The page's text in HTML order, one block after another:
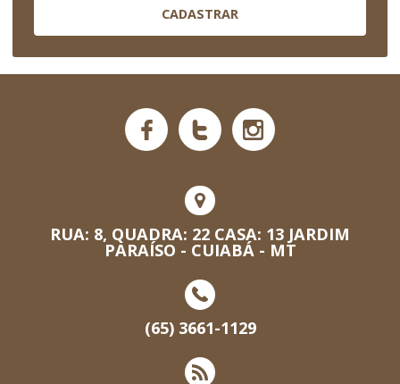
CADASTRAR
RUA: 8, QUADRA: 22 CASA: 13 JARDIM
PARAÍSO - CUIABÁ - MT
(65) 3661-1129